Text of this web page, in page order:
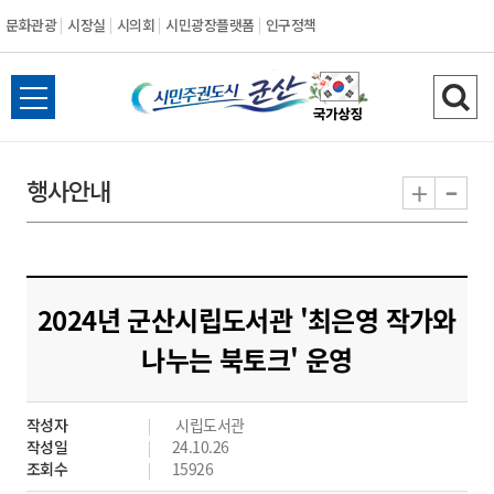
문화관광 시장실 시의회 시민광장플랫폼 인구정책
시
민
도
시
군
산
전
체
뉴
열
검
색
기
행사안내 + -
2024년 군산시립도서관 '최은영 작가와
나누는 북토크' 운영
작성자
시립도서관
작성일
24.10.26
조회수
15926